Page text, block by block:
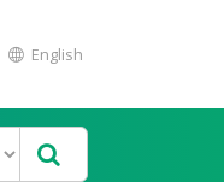
English